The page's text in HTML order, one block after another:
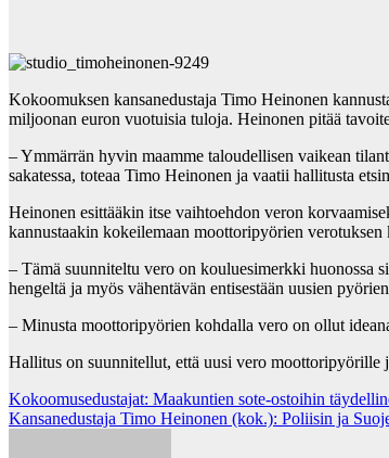
Kokoomuksen kansanedustaja Timo Heinonen
miljoonan euron vuotuisia tuloja. Heinonen pitää
– Ymmärrän hyvin maamme taloudellisen vaikean
sakatessa, toteaa Timo Heinonen ja vaatii hallitusta
Heinonen esittääkin itse vaihtoehdon veron
kannustaakin kokeilemaan moottoripyörien
– Tämä suunniteltu vero on kouluesimerkki huonossa
hengeltä ja myös vähentävän entisestään uusien
– Minusta moottoripyörien kohdalla vero on ollut
Hallitus on suunnitellut, että uusi vero
Post
navigation
Kokoomusedustajat: Maakuntien sote-ostoihin
Kansanedustaja Timo Heinonen (kok.): Poliisin ja